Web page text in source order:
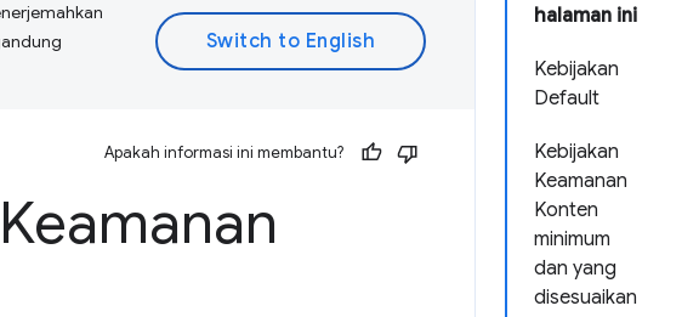
halaman ini
Kebijakan
Default
Kebijakan
Keamanan
Konten
minimum
dan yang
disesuaikan
Apakah informasi ini membantu?